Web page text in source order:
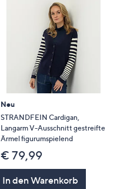
Neu
STRANDFEIN Cardigan,
Langarm V-Ausschnitt gestreifte
Ärmel figurumspielend
€ 79,99
In den Warenkorb